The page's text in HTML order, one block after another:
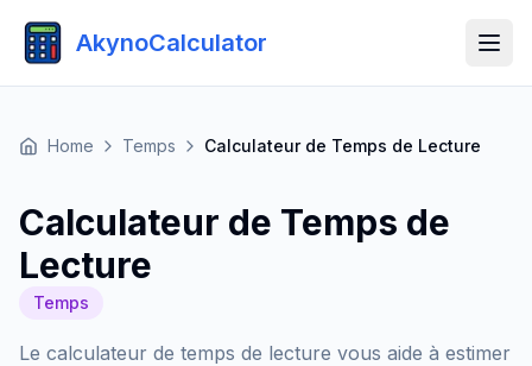
AkynoCalculator
Home Temps Calculateur de Temps de Lecture
Calculateur de Temps de
Lecture
Temps
Le calculateur de temps de lecture vous aide à estimer